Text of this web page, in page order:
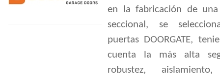
en la fabricación de
seccional, se
puertas DOORGATE,
cuenta la más alta
robustez,